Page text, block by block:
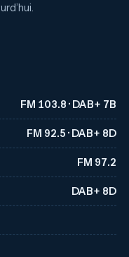
FM 103.8 · DAB+ 7B
FM 92.5 · DAB+ 8D
FM 97.2
DAB+ 8D